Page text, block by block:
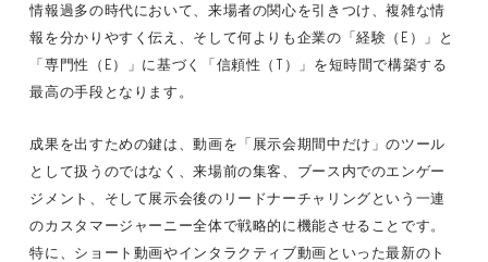
情報過多の時代において、来場者の関心を引きつけ、複雑な情
報を分かりやすく伝え、そして何よりも企業の「経験（E）」と
「専門性（E）」に基づく「信頼性（T）」を短時間で構築する
最高の手段となります。
成果を出すための鍵は、動画を「展示会期間中だけ」のツール
として扱うのではなく、来場前の集客、ブース内でのエンゲー
ジメント、そして展示会後のリードナーチャリングという一連
のカスタマージャーニー全体で戦略的に機能させることです。
特に、ショート動画やインタラクティブ動画といった最新のト